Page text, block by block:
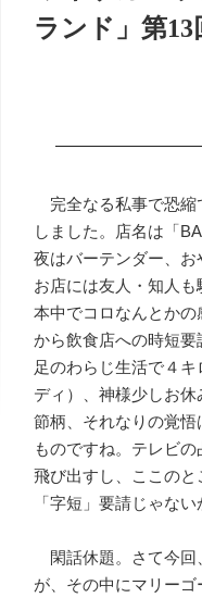
ランド」第13
完全なる私事で恐縮
しました。店名は「
夜はバーテンダー、お
お店には友人・知人
本中でコロなんとか
から飲食店への時短
足のわらじ生活で４
ディ）、神様少しお
節柄、それなりの覚
ものですね。テレビ
飛び出すし、ここの
「字短」要請じゃな
閑話休題。さて今回
が、その中にマリー